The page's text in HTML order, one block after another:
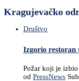
Kragujevačko
Društvo
Izgorio restoran
Požar koji je
od PressNews